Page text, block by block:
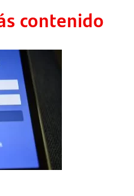
contenido